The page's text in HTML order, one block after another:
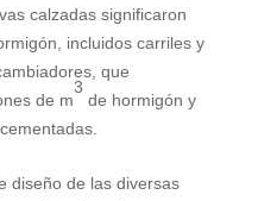
calzadas significaron
incluidos carriles y
que
de m
3
de hormigón y
diseño de las diversas